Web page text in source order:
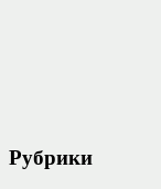
Рубрики